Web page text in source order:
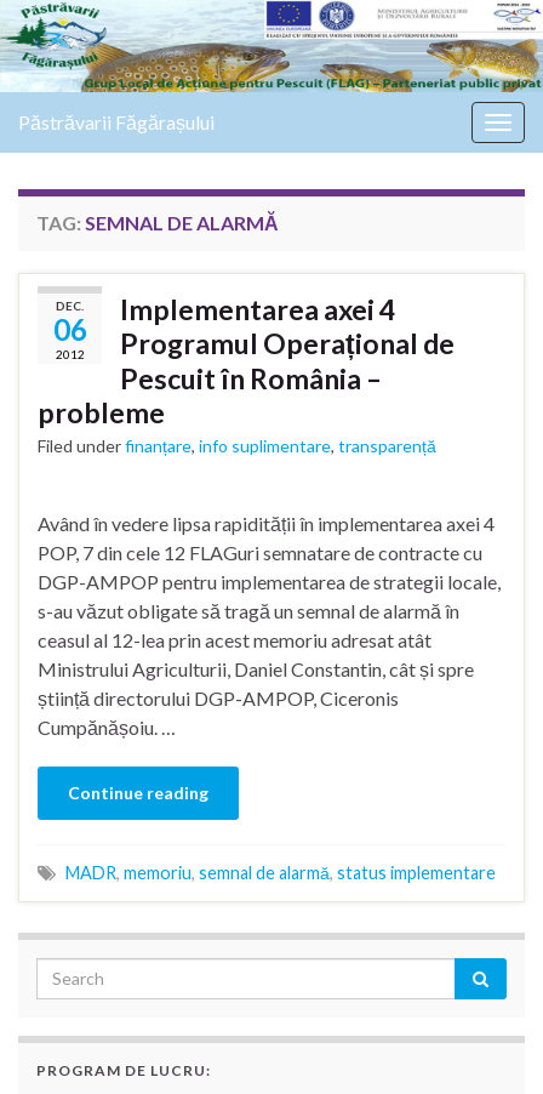
Păstrăvarii Făgărașului
TAG: SEMNAL DE ALARMĂ
DEC.
06
2012
Implementarea axei 4
Programul Operațional de
Pescuit în România –
probleme
Filed underfinanțare, info suplimentare, transparență
Având în vedere lipsa rapidității în implementarea axei 4
POP, 7 din cele 12 FLAGuri semnatare de contracte cu
DGP-AMPOP pentru implementarea de strategii locale,
s-au văzut obligate să tragă un semnal de alarmă în
ceasul al 12-lea prin acest memoriu adresat atât
Ministrului Agriculturii, Daniel Constantin, cât și spre
știință directorului DGP-AMPOP, Ciceronis
Cumpănășoiu. …
Continue reading
MADR, memoriu, semnal de alarmă, status implementare
PROGRAM DE LUCRU: